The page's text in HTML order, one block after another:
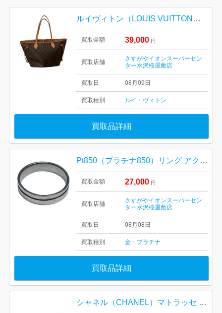
ルイヴィトン（LOUIS VUITTON）モノグラム ネヴァーフルMM
買取金額 39,000 円
買取店舗
さすがやイオンスーパーセン
ター水沢桜屋敷店
買取日 08月09日
買取種別 ルイ・ヴィトン
買取品詳細
Pt850（プラチナ850）リング アクセサリー ジュエリー
買取金額 27,000 円
買取店舗
さすがやイオンスーパーセン
ター水沢桜屋敷店
買取日 08月08日
買取種別 金・プラチナ
買取品詳細
シャネル（CHANEL）マトラッセ キャビアスキン フラップ長財布（長財布）